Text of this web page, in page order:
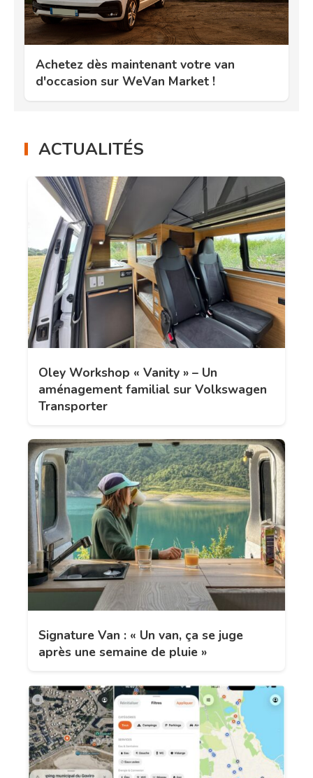
Achetez dès maintenant votre van
d'occasion sur WeVan Market !
ACTUALITÉS
Oley Workshop « Vanity » – Un
aménagement familial sur Volkswagen
Transporter
Signature Van : « Un van, ça se juge
après une semaine de pluie »